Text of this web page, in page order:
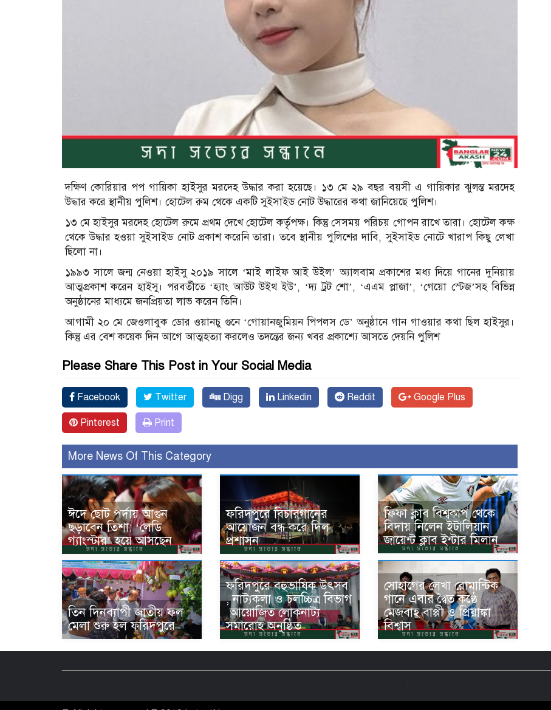
দক্ষিণ কোরিয়ার পপ গায়িকা হাইসুর মরদেহ উদ্ধার করা হয়েছে। ১৩ মে ২৯ বছর বয়সী এ গায়িকার ঝুলন্ত মরদেহ
উদ্ধার করে স্থানীয় পুলিশ। হোটেল রুম থেকে একটি সুইসাইড নোট উদ্ধারের কথা জানিয়েছে পুলিশ।
১৩ মে হাইসুর মরদেহ হোটেল রুমে প্রথম দেখে হোটেল কর্তৃপক্ষ। কিন্তু সেসময় পরিচয় গোপন রাখে তারা। হোটেল কক্ষ
থেকে উদ্ধার হওয়া সুইসাইড নোট প্রকাশ করেনি তারা। তবে স্থানীয় পুলিশের দাবি, সুইসাইড নোটে খারাপ কিছু লেখা
ছিলো না।
১৯৯৩ সালে জন্ম নেওয়া হাইসু ২০১৯ সালে ‘মাই লাইফ আই উইল’ অ্যালবাম প্রকাশের মধ্য দিয়ে গানের দুনিয়ায়
আত্মপ্রকাশ করেন হাইসু। পরবর্তীতে ‘হ্যাং আউট উইথ ইউ’, ‘দ্য ট্রট শো’, ‘এএম প্লাজা’, ‘গেয়ো স্টেজ’সহ বিভিন্ন
অনুষ্ঠানের মাধ্যমে জনপ্রিয়তা লাভ করেন তিনি।
আগামী ২০ মে জেওলাবুক ডোর ওয়ানচু গুনে ‘গোয়ানজুমিয়ন পিপলস ডে’ অনুষ্ঠানে গান গাওয়ার কথা ছিল হাইসুর।
কিন্তু এর বেশ কয়েক দিন আগে আত্মহত্যা করলেও তদন্তের জন্য খবর প্রকাশ্যে আসতে দেয়নি পুলিশ
Please Share This Post in Your Social Media
Facebook Twitter Digg Linkedin Reddit Google Plus
Pinterest Print
More News Of This Category
ঈদে ছোট পর্দায় আগুন
ছড়াবেন তিশা: ‘লেডি
গ্যাংস্টার’ হয়ে আসছেন
ফরিদপুরে বিচারগানের
আয়োজন বন্ধ করে দিল
প্রশাসন
ফিফা ক্লাব বিশ্বকাপ থেকে
বিদায় নিলেন ইটালিয়ান
জায়েন্ট ক্লাব ইন্টার মিলান
তিন দিনব্যাপী জাতীয় ফল
মেলা শুরু হল ফরিদপুরে
ফরিদপুরে বহুভাষিক উৎসব
, নাট্যকলা ও চলচ্চিত্র বিভাগ
‌ আয়োজিত লোকনাট্য
সমারোহ অনুষ্ঠিত
সোহাগের লেখা রোমান্টিক
গানে এবার দ্বৈত কণ্ঠে
মেজবাহ বাপ্পী ও প্রিয়াঙ্কা
বিশ্বাস